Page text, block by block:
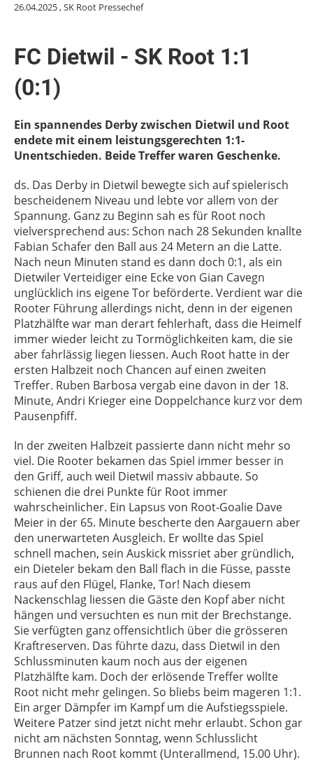
26.04.2025, SK Root Pressechef
FC Dietwil - SK Root 1:1
(0:1)
Ein spannendes Derby zwischen Dietwil und Root
endete mit einem leistungsgerechten 1:1-
Unentschieden. Beide Treffer waren Geschenke.
ds. Das Derby in Dietwil bewegte sich auf spielerisch
bescheidenem Niveau und lebte vor allem von der
Spannung. Ganz zu Beginn sah es für Root noch
vielversprechend aus: Schon nach 28 Sekunden knallte
Fabian Schafer den Ball aus 24 Metern an die Latte.
Nach neun Minuten stand es dann doch 0:1, als ein
Dietwiler Verteidiger eine Ecke von Gian Cavegn
unglücklich ins eigene Tor beförderte. Verdient war die
Rooter Führung allerdings nicht, denn in der eigenen
Platzhälfte war man derart fehlerhaft, dass die Heimelf
immer wieder leicht zu Tormöglichkeiten kam, die sie
aber fahrlässig liegen liessen. Auch Root hatte in der
ersten Halbzeit noch Chancen auf einen zweiten
Treffer. Ruben Barbosa vergab eine davon in der 18.
Minute, Andri Krieger eine Doppelchance kurz vor dem
Pausenpfiff.
In der zweiten Halbzeit passierte dann nicht mehr so
viel. Die Rooter bekamen das Spiel immer besser in
den Griff, auch weil Dietwil massiv abbaute. So
schienen die drei Punkte für Root immer
wahrscheinlicher. Ein Lapsus von Root-Goalie Dave
Meier in der 65. Minute bescherte den Aargauern aber
den unerwarteten Ausgleich. Er wollte das Spiel
schnell machen, sein Auskick missriet aber gründlich,
ein Dieteler bekam den Ball flach in die Füsse, passte
raus auf den Flügel, Flanke, Tor! Nach diesem
Nackenschlag liessen die Gäste den Kopf aber nicht
hängen und versuchten es nun mit der Brechstange.
Sie verfügten ganz offensichtlich über die grösseren
Kraftreserven. Das führte dazu, dass Dietwil in den
Schlussminuten kaum noch aus der eigenen
Platzhälfte kam. Doch der erlösende Treffer wollte
Root nicht mehr gelingen. So bliebs beim mageren 1:1.
Ein arger Dämpfer im Kampf um die Aufstiegsspiele.
Weitere Patzer sind jetzt nicht mehr erlaubt. Schon gar
nicht am nächsten Sonntag, wenn Schlusslicht
Brunnen nach Root kommt (Unterallmend, 15.00 Uhr).